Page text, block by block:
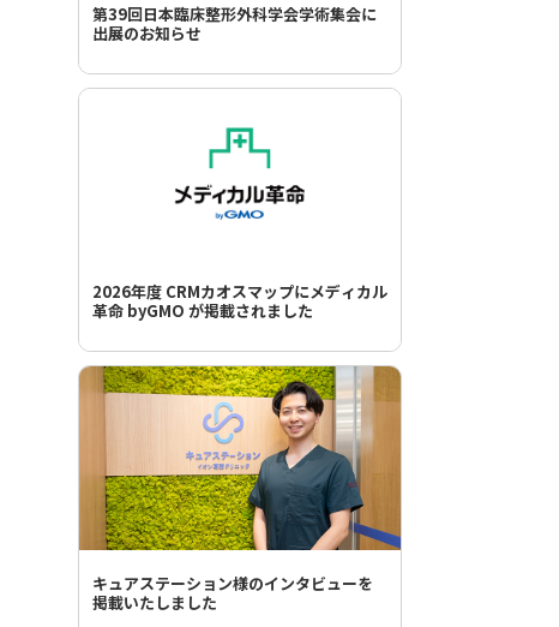
第39回日本臨床整形外科学会学術集会に
出展のお知らせ
2026年度 CRMカオスマップにメディカル
革命 byGMO が掲載されました
キュアステーション様のインタビューを
掲載いたしました